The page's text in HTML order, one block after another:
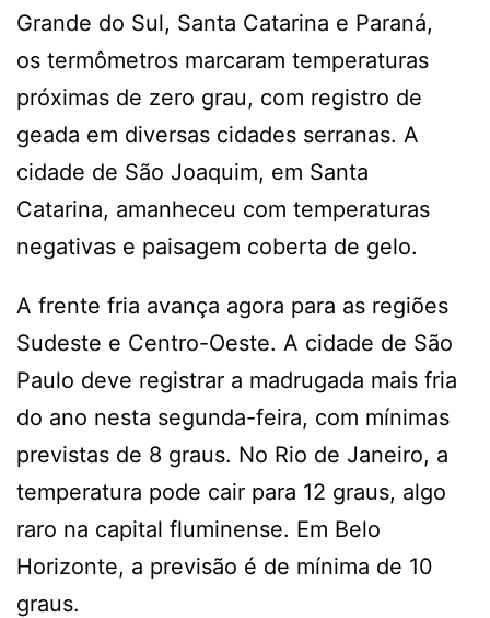
Grande do Sul, Santa Catarina e Paraná,
os termômetros marcaram temperaturas
próximas de zero grau, com registro de
geada em diversas cidades serranas. A
cidade de São Joaquim, em Santa
Catarina, amanheceu com temperaturas
negativas e paisagem coberta de gelo.
A frente fria avança agora para as regiões
Sudeste e Centro-Oeste. A cidade de São
Paulo deve registrar a madrugada mais fria
do ano nesta segunda-feira, com mínimas
previstas de 8 graus. No Rio de Janeiro, a
temperatura pode cair para 12 graus, algo
raro na capital fluminense. Em Belo
Horizonte, a previsão é de mínima de 10
graus.